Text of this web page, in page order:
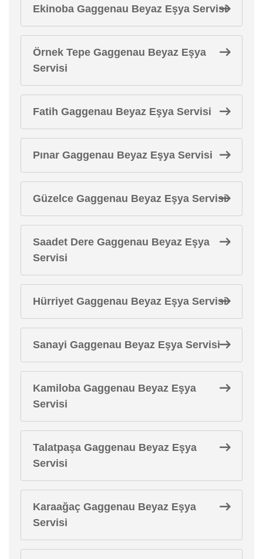
Ekinoba Gaggenau Beyaz Eşya Servisi
Örnek Tepe Gaggenau Beyaz Eşya
Servisi
Fatih Gaggenau Beyaz Eşya Servisi
Pınar Gaggenau Beyaz Eşya Servisi
Güzelce Gaggenau Beyaz Eşya Servisi
Saadet Dere Gaggenau Beyaz Eşya
Servisi
Hürriyet Gaggenau Beyaz Eşya Servisi
Sanayi Gaggenau Beyaz Eşya Servisi
Kamiloba Gaggenau Beyaz Eşya
Servisi
Talatpaşa Gaggenau Beyaz Eşya
Servisi
Karaağaç Gaggenau Beyaz Eşya
Servisi